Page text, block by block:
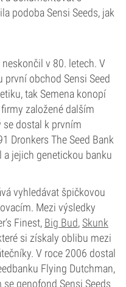
podoba Sensi Seeds, jak
v 80. letech. V
obchod Sensi Seed
tak Semena konopí
založené dalším
dostal k prvním
Dronkers The Seed Bank
jejich genetickou banku
vyhledávat špičkovou
Mezi výsledky
Finest, Big Bud, Skunk
si získaly oblibu mezi
V roce 2006 dostal
Flying Dutchman,
genofond Sensi Seeds